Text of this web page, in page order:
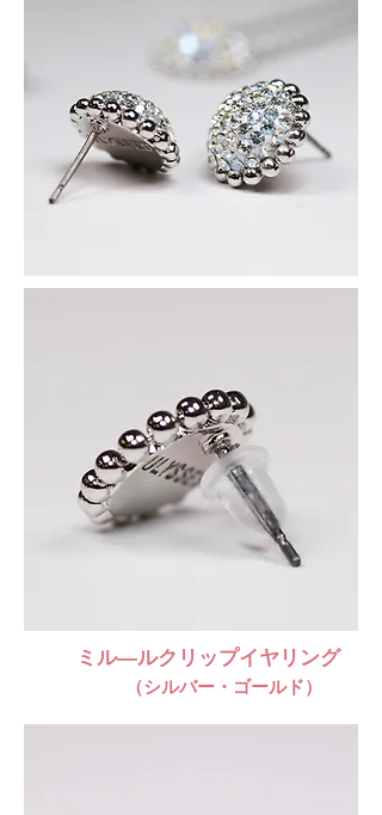
ミル―ルクリップイヤリング
（シルバー・ゴールド）​